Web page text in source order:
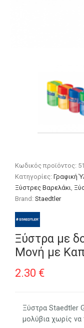
Κωδικός προϊόντος:
Κατηγορίες:Γραφική
Ξύστρες Βαρελάκι
Brand:Staedtler
Ξύστρα με
Μονή με
2.30 €
Ξύστρα Staedtler
μολύβια χωρίς να